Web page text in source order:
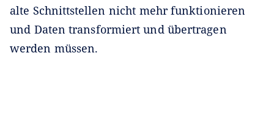
alte Schnittstellen nicht mehr funktionieren
und Daten transformiert und übertragen
werden müssen.